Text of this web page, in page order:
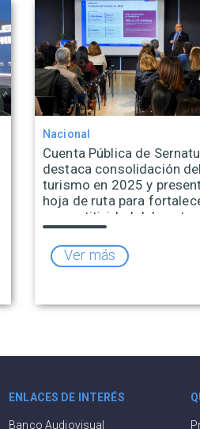
Nacional
Cuenta Pública de
destaca consolidación del
turismo en 2025 y
hoja de ruta para
competitividad del sector
Ver más
ENLACES DE INTERÉS
Banco Audiovisual